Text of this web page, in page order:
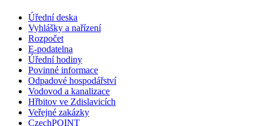
Úřední deska
Vyhlášky a nařízení
Rozpočet
E-podatelna
Úřední hodiny
Povinné informace
Odpadové hospodářství
Vodovod a kanalizace
Hřbitov ve Zdislavicích
Veřejné zakázky
CzechPOINT